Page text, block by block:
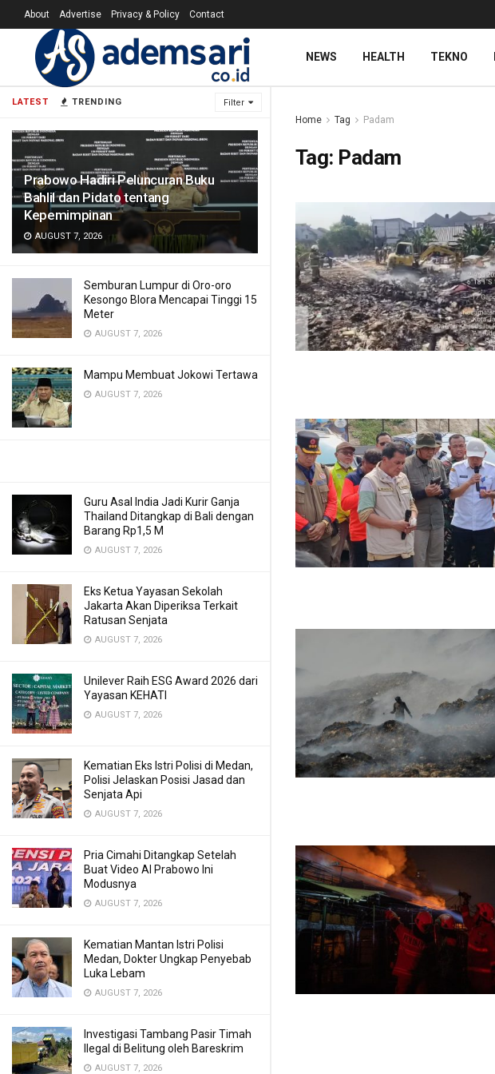
LATEST TRENDING Filter
Prabowo Hadiri Peluncuran Buku
Bahlil dan Pidato tentang
Kepemimpinan
AUGUST 7, 2026
Semburan Lumpur di Oro-oro
Kesongo Blora Mencapai Tinggi 15
Meter
AUGUST 7, 2026
Mampu Membuat Jokowi Tertawa
AUGUST 7, 2026
Guru Asal India Jadi Kurir Ganja
Thailand Ditangkap di Bali dengan
Barang Rp1,5 M
AUGUST 7, 2026
Eks Ketua Yayasan Sekolah
Jakarta Akan Diperiksa Terkait
Ratusan Senjata
AUGUST 7, 2026
Unilever Raih ESG Award 2026 dari
Yayasan KEHATI
AUGUST 7, 2026
Kematian Eks Istri Polisi di Medan,
Polisi Jelaskan Posisi Jasad dan
Senjata Api
AUGUST 7, 2026
Pria Cimahi Ditangkap Setelah
Buat Video AI Prabowo Ini
Modusnya
AUGUST 7, 2026
Kematian Mantan Istri Polisi
Medan, Dokter Ungkap Penyebab
Luka Lebam
AUGUST 7, 2026
Investigasi Tambang Pasir Timah
Ilegal di Belitung oleh Bareskrim
AUGUST 7, 2026
About Advertise Privacy & Policy Contact
NEWS HEALTH TEKNO
Home Tag Padam
Tag: Padam